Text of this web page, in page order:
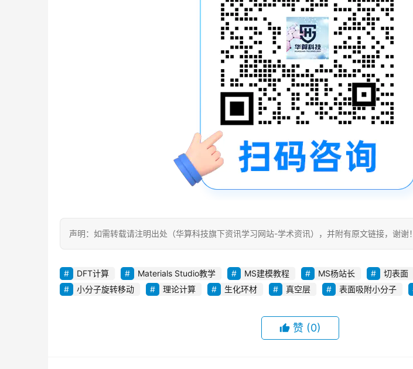
声明：如需转载请注明出处（华算科技旗下资讯学习网站-学术资讯），并附有原文链接，谢谢！
DFT计算 Materials Studio教学 MS建模教程 MS杨站长 切表面
小分子旋转移动
理论计算 生化环材 真空层 表面吸附小分子
赞 (0)